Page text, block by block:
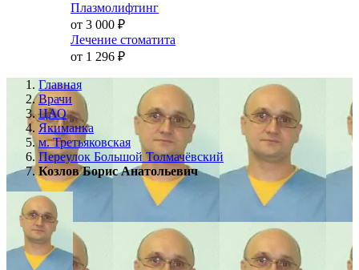
Плазмолифтинг
от 3 000 ₽
Лечение стоматита
от 1 296 ₽
Главная
Врачи
ЦАО
Якиманка
м. Третьяковская
Переулок Большой Толмачёвский
Козлов Борис Анатольевич